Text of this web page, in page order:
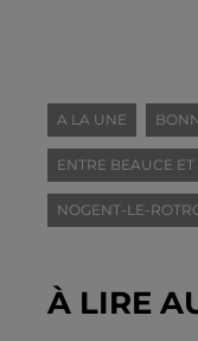
A LA UNE
ENTRE BEAUCE
NOGENT-LE-
À LIRE